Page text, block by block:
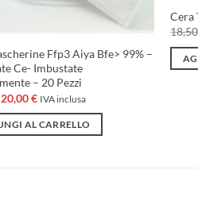
Ffp3 Aiya Bfe> 99% –
Ce- Imbustate
– 20 Pezzi
Il
prezzo
originale
era:
20,00€Il
attuale
è:
IVA inclusa
AL CARRELLO
Cera